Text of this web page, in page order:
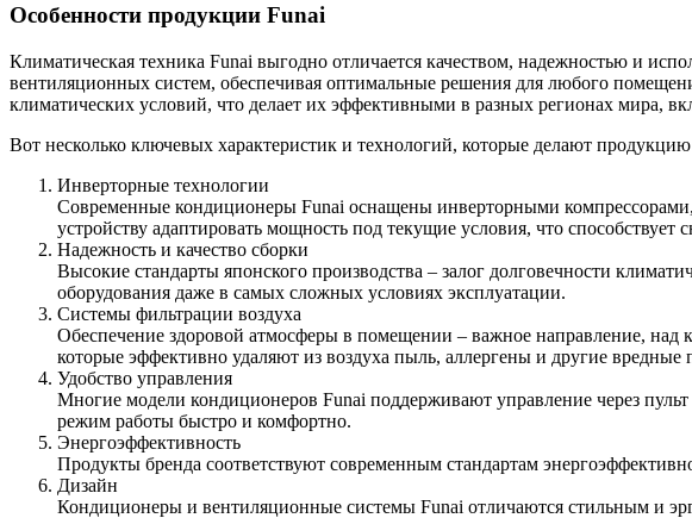
Особенности продукции Funai
Климатическая техника Funai выгодно отличается качеством, надежностью и
вентиляционных систем, обеспечивая оптимальные решения для любого
климатических условий, что делает их эффективными в разных регионах мира,
Вот несколько ключевых характеристик и технологий, которые делают
Инверторные технологии
Современные кондиционеры Funai оснащены инверторными
устройству адаптировать мощность под текущие условия, что
Надежность и качество сборки
Высокие стандарты японского производства – залог долговечности
оборудования даже в самых сложных условиях эксплуатации.
Системы фильтрации воздуха
Обеспечение здоровой атмосферы в помещении – важное направление,
которые эффективно удаляют из воздуха пыль, аллергены и другие вредные
Удобство управления
Многие модели кондиционеров Funai поддерживают управление через
режим работы быстро и комфортно.
Энергоэффективность
Продукты бренда соответствуют современным стандартам
Дизайн
Кондиционеры и вентиляционные системы Funai отличаются стильным и